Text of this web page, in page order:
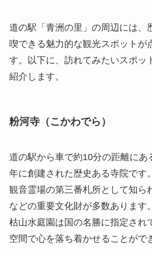
道の駅「青洲の里」の周辺には、
喫できる魅力的な観光スポットが
す。以下に、訪れてみたいスポッ
紹介します。
粉河寺（こかわでら）
道の駅から車で約10分の距離にあ
年に創建された歴史ある寺院です
観音霊場の第三番札所として知ら
などの重要文化財が多数あります
枯山水庭園は国の名勝に指定され
空間で心を落ち着かせることがで